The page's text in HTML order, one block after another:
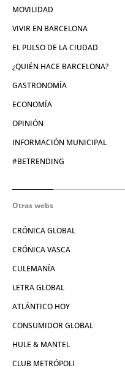
MOVILIDAD
VIVIR EN BARCELONA
EL PULSO DE LA CIUDAD
¿QUIÉN HACE BARCELONA?
GASTRONOMÍA
ECONOMÍA
OPINIÓN
INFORMACIÓN MUNICIPAL
#BETRENDING
Otras webs
CRÓNICA GLOBAL
CRÓNICA VASCA
CULEMANÍA
LETRA GLOBAL
ATLÁNTICO HOY
CONSUMIDOR GLOBAL
HULE & MANTEL
CLUB METRÓPOLI